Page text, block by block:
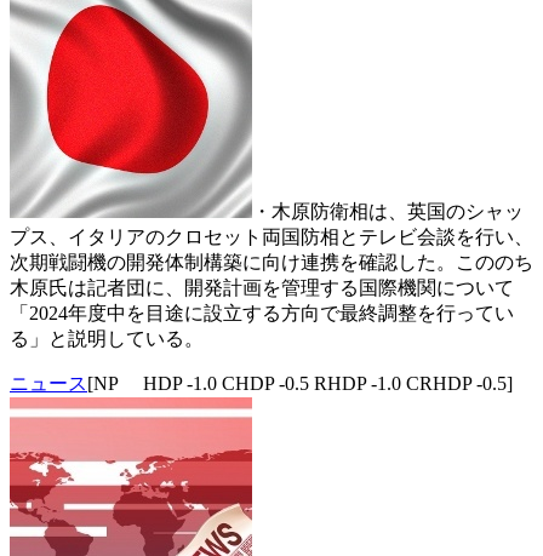
・木原防衛相は、英国のシャッ
プス、イタリアのクロセット両国防相とテレビ会談を行い、
次期戦闘機の開発体制構築に向け連携を確認した。こののち
木原氏は記者団に、開発計画を管理する国際機関について
「2024年度中を目途に設立する方向で最終調整を行ってい
る」と説明している。
ニュース[NP HDP -1.0 CHDP -0.5 RHDP -1.0 CRHDP -0.5]